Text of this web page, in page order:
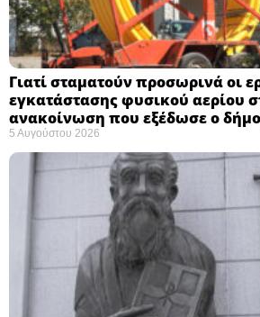
Γιατί σταματούν προσωρινά οι
εγκατάστασης φυσικού αερίου
ανακοίνωση που εξέδωσε ο
5 Αυγούστου 2026